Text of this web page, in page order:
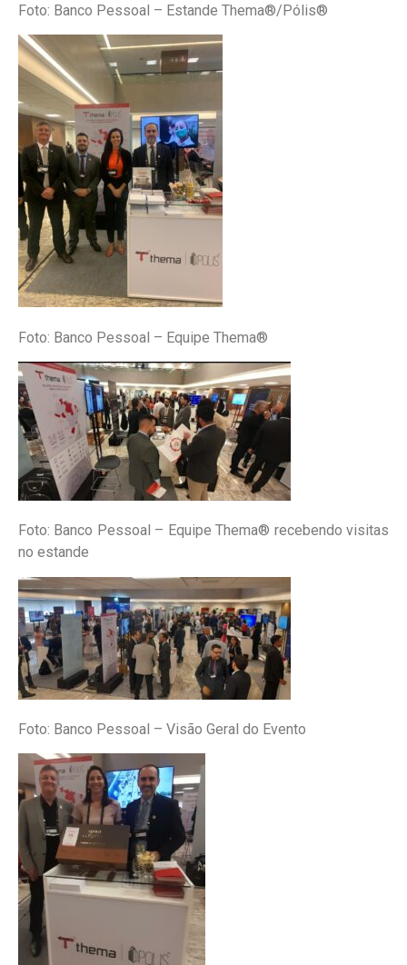
Foto: Banco Pessoal – Estande Thema®/Pólis®
Foto: Banco Pessoal – Equipe Thema®
Foto: Banco Pessoal – Equipe Thema® recebendo visitas
no estande
Foto: Banco Pessoal – Visão Geral do Evento